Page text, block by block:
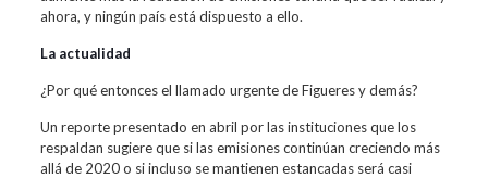
ahora, y ningún país está dispuesto a ello.
La actualidad
¿Por qué entonces el llamado urgente de Figueres y demás?
Un reporte presentado en abril por las instituciones que los
respaldan sugiere que si las emisiones continúan creciendo más
allá de 2020 o si incluso se mantienen estancadas será casi